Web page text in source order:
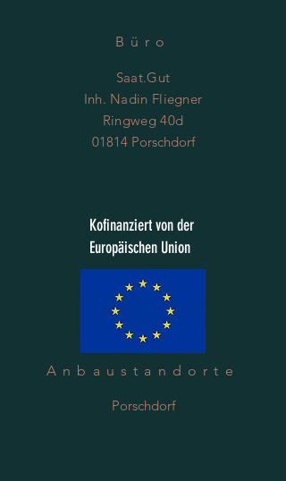
Büro
Saat.Gut
Inh. Nadin Fliegner
Ringweg 40d
01814 Porschdorf
Kofinanziert von der
Europäischen Union
Anbaustandorte
Porschdorf